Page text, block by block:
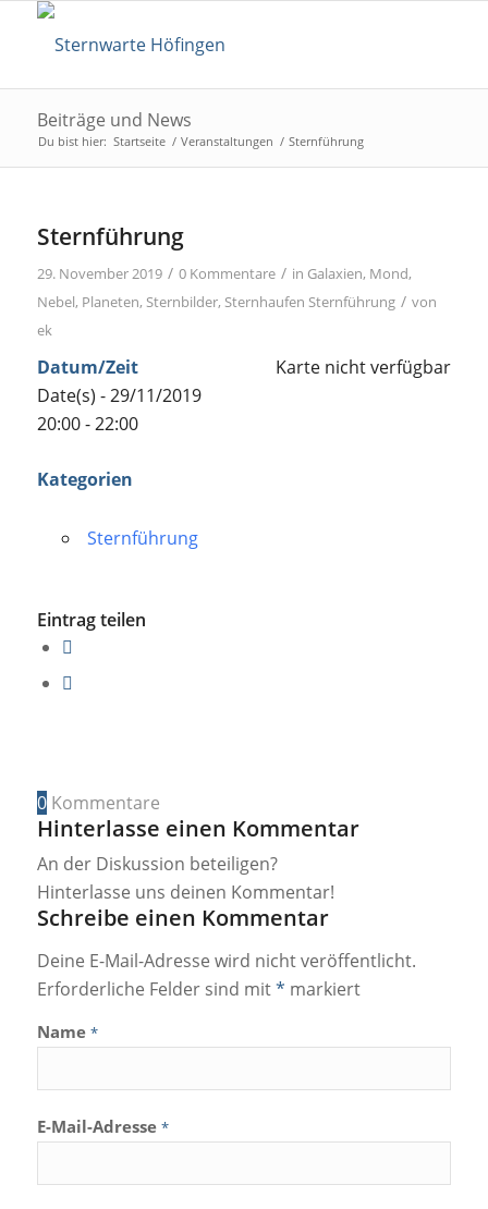
Beiträge und News
Du bist hier: Startseite / Veranstaltungen / Sternführung
Sternführung
29. November 2019 / 0 Kommentare / in Galaxien, Mond,
Nebel, Planeten, Sternbilder, Sternhaufen Sternführung / von
ek
Karte nicht verfügbar
Datum/Zeit
Date(s) - 29/11/2019
20:00 - 22:00
Kategorien
Sternführung
Eintrag teilen
0 Kommentare
Hinterlasse einen Kommentar
An der Diskussion beteiligen?
Hinterlasse uns deinen Kommentar!
Schreibe einen Kommentar
Deine E-Mail-Adresse wird nicht veröffentlicht.
Erforderliche Felder sind mit* markiert
Name *
E-Mail-Adresse *